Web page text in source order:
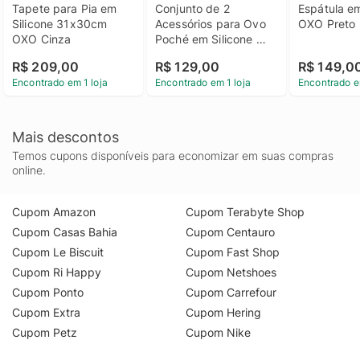
Tapete para Pia em
Silicone 31x30cm
OXO Cinza
R$ 209,00
Encontrado em 1 loja
Conjunto de 2
Acessórios para Ovo
Poché em Silicone
R$ 129,00
Encontrado em 1 loja
Espátula
OXO Preto
R$
Encontrado
Mais descontos
Temos cupons disponíveis para economizar em suas compras
online.
Cupom Amazon
Cupom Casas Bahia
Cupom Le Biscuit
Cupom Ri Happy
Cupom Ponto
Cupom Extra
Cupom Petz
Cupom Terabyte Shop
Cupom Centauro
Cupom Fast Shop
Cupom Netshoes
Cupom Carrefour
Cupom Hering
Cupom Nike